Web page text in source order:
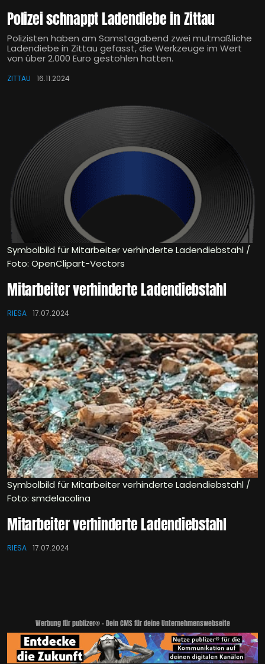
Polizei schnappt Ladendiebe in Zittau
Polizisten haben am Samstagabend zwei mutmaßliche
Ladendiebe in Zittau gefasst, die Werkzeuge im Wert
von über 2.000 Euro gestohlen hatten.
ZITTAU 16.11.2024
Symbolbild für Mitarbeiter verhinderte Ladendiebstahl /
Foto: OpenClipart-Vectors
Mitarbeiter verhinderte Ladendiebstahl
RIESA 17.07.2024
Symbolbild für Mitarbeiter verhinderte Ladendiebstahl /
Foto: smdelacolina
Mitarbeiter verhinderte Ladendiebstahl
RIESA 17.07.2024
Werbung für publizer® - Dein CMS für deine Unternehmenswebseite